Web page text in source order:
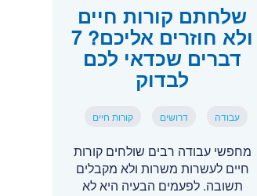
שלחתם קורות חיים
ולא חוזרים אליכם? 7
דברים שכדאי לכם
לבדוק
עבודה דרושים קורות חיים
מחפשי עבודה רבים שולחים קורות
חיים לעשרות משרות ולא מקבלים
תשובה. לפעמים הבעיה היא לא